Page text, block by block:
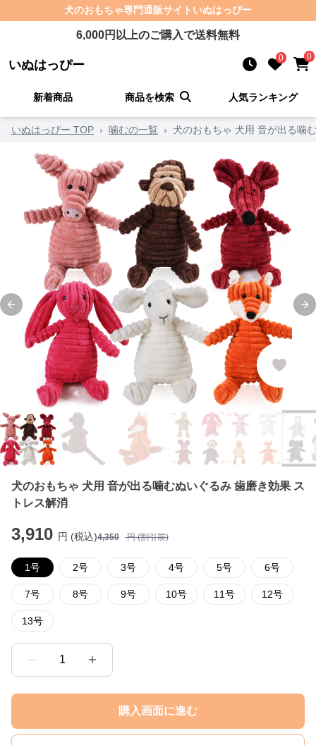
犬のおもちゃ専門通販サイト いぬはっぴー
6,000円以上のご購入で送料無料
いぬはっぴー 0 0
新着商品 商品を検索 人気ランキング
いぬはっぴー TOP › 噛むの一覧 › 犬のおもちゃ 犬用 音が出る噛
Previous slide
犬のおもちゃ 犬用 音が出る噛むぬいぐるみ 歯磨き効果 ス
トレス解消
3,910 円 (税込)4,350 円 (割引前)
1号 2号 3号 4号 5号 6号
7号 8号 9号 10号 11号 12号
13号
1
購入画面に進む